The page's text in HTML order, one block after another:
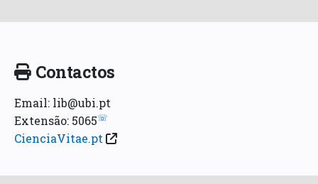
Contactos
Email: lib@ubi.pt
Extensão: 5065☏
CienciaVitae.pt